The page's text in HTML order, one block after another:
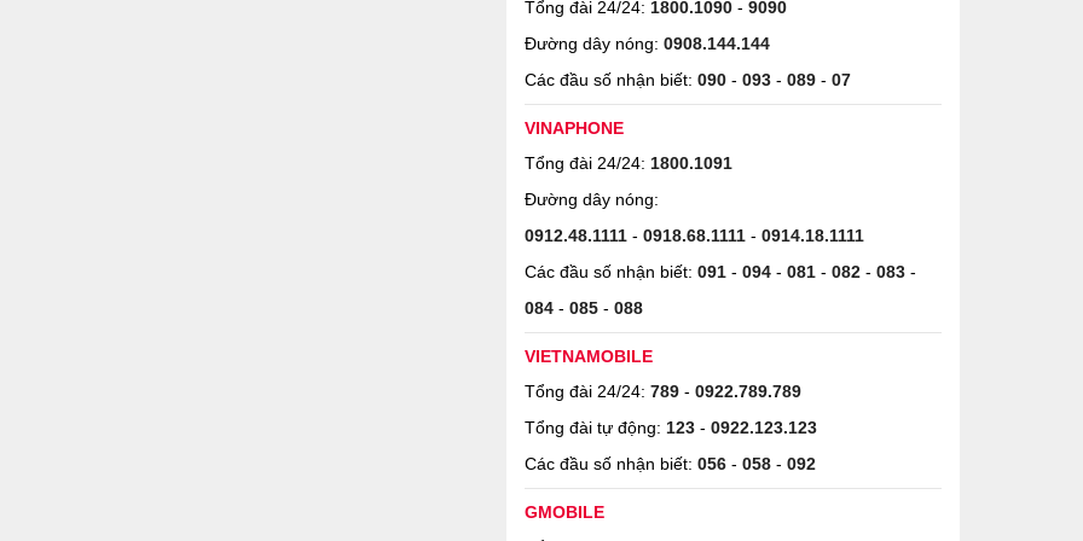
Tổng đài 24/24: 1800.1090 - 9090
Đường dây nóng: 0908.144.144
Các đầu số nhận biết: 090 - 093 - 089 - 07
VINAPHONE
Tổng đài 24/24: 1800.1091
Đường dây nóng:
0912.48.1111 - 0918.68.1111 - 0914.18.1111
Các đầu số nhận biết: 091 - 094 - 081 - 082 - 083 -
084 - 085 - 088
VIETNAMOBILE
Tổng đài 24/24: 789 - 0922.789.789
Tổng đài tự động: 123 - 0922.123.123
Các đầu số nhận biết: 056 - 058 - 092
GMOBILE